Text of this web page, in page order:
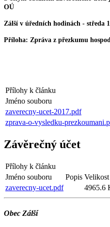
OÚ
Zálší v úředních hodinách - středa
Příloha: Zpráva z přezkumu
Přílohy k článku
Jméno souboru
zaverecny-ucet-2017.pdf
zprava-o-vysledku-
Závěrečný účet
Přílohy k článku
Jméno souboru
Popis Velikost
zaverecny-ucet.pdf
4965.6
Obec Zálší